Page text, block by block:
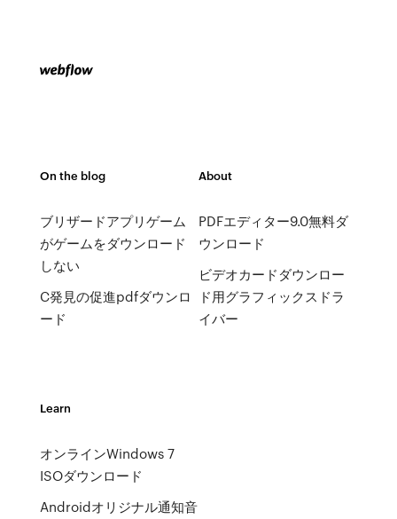
On the blog
ブリザードアプリゲーム
がゲームをダウンロード
しない
C発見の促進pdfダウンロ
ード
About
PDFエディター9.0無料ダ
ウンロード
ビデオカードダウンロー
ド用グラフィックスドラ
イバー
Learn
オンラインWindows 7
ISOダウンロード
Androidオリジナル通知音